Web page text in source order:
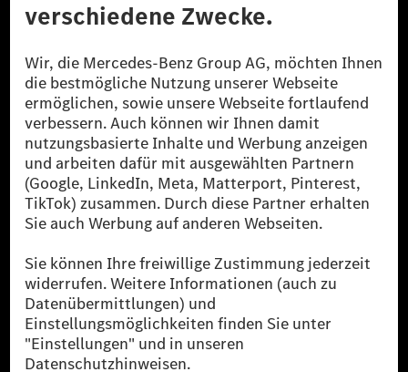
© 2026 Mercedes-Benz Group AG. Alle Rechte vorbehalten.
[1] Bilanziell CO₂-neutral bedeutet, dass nicht vermiedene oder nicht
reduzierte CO₂-Emissionen bei der Mercedes-Benz Group durch
zertifizierte Ausgleichsprojekte kompensiert werden.
[2] Renewable Charging ist ein integraler Bestandteil von MB.CHARGE
Public in Europa, den USA, Kanada und China. Sofern an der jeweiligen
Ladestation noch kein Strom aus erneuerbaren Energien vorliegt,
verwendet Renewable Charging Grünstromzertifikate*. Diese stellen
sicher, dass für Ladevorgänge über MB.CHARGE Public eine äquivalente
Strommenge aus erneuerbaren Energien ins Stromnetz eingespeist wird.
* Inkl. EKOenergy Ökolabel
* Die angegebenen Werte wurden nach dem vorgeschriebenen
Messverfahren WLTP (Worldwide harmonised Light vehicles Test
Procedure) ermittelt. Die angegebenen Spannweiten beziehen sich auf
den europäischen Markt. Der Energieverbrauch und der CO₂-Ausstoß
eines Pkw sind nicht nur von der effizienten Ausnutzung des Kraftstoffs